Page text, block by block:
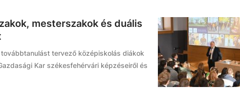
mesterszakok és duális
tervező középiskolás diákok
Kar székesfehérvári képzéseiről és